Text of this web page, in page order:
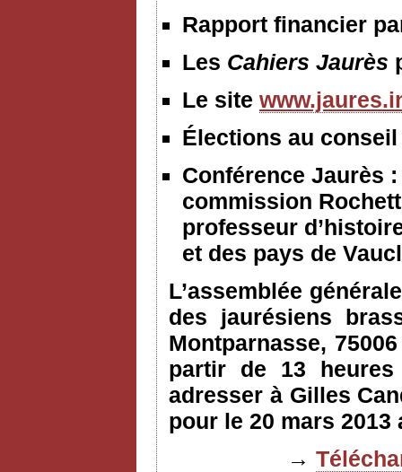
Rapport financier
Les Cahiers Jaurès
Le site
Élections au
Conférence Jaurès :
commission
professeur
et des pays de
L’assemblée
des jaurésiens
Montparnasse,
partir de 13
adresser à Gilles
pour le 20 mars 2013
→